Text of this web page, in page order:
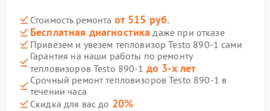
Стоимость ремонта от 515 руб.
Бесплатная диагностика даже при отказе
Привезем и увезем тепловизор Testo 890-1 сами
Гарантия на наши работы по ремонту
тепловизоров Testo 890-1 до 3-х лет
Срочный ремонт тепловизоров Testo 890-1 в
течении часа
Скидка для вас до 20%